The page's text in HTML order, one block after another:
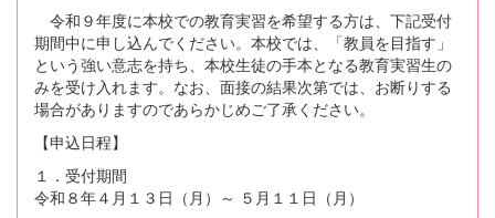
令和９年度に本校での教育実習を希望する方は、下記受付
期間中に申し込んでください。本校では、「教員を目指す」
という強い意志を持ち、本校生徒の手本となる教育実習生の
みを受け入れます。なお、面接の結果次第では、お断りする
場合がありますのであらかじめご了承ください。
【申込日程】
１．受付期間
令和８年４月１３日（月）～ ５月１１日（月）